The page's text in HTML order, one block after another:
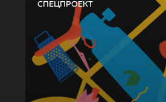
СПЕЦПРОЕКТ